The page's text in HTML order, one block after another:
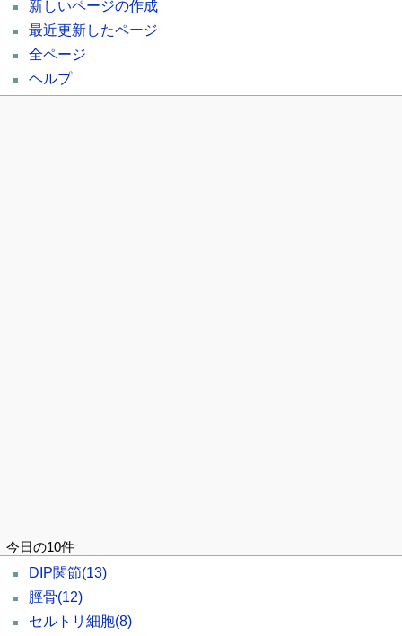
新しいページの作成
最近更新したページ
全ページ
ヘルプ
今日の10件
DIP関節(13)
脛骨(12)
セルトリ細胞(8)